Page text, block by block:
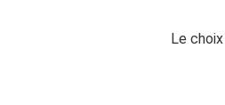
Le